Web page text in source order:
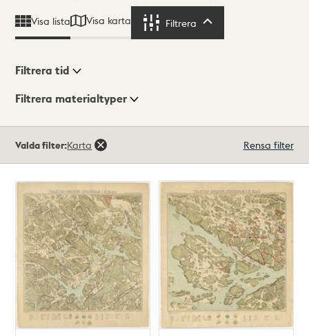
Visa lista Visa karta Filtrera
Visningsläge
Filtrera tid
Filtrera materialtyper
träffar
Valda filter:Karta Rensa filter